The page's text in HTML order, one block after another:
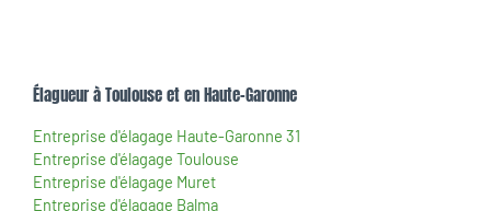
Élagueur à Toulouse et en Haute-Garonne
Entreprise d'élagage Haute-Garonne 31
Entreprise d'élagage Toulouse
Entreprise d'élagage Muret
Entreprise d'élagage Balma